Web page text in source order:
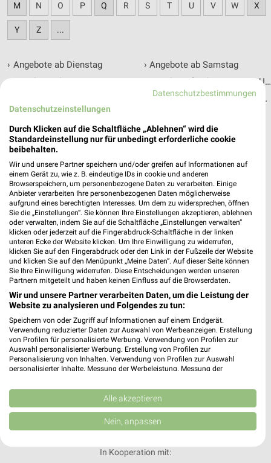
M N O P Q R S T U V W X
Y Z ...
› Angebote ab Dienstag
› Angebote ab Donnerstag
› Angebote ab Mittwoch
› Angebote ab Montag
› Angebote ab Samstag
› Angebote für den Camping-
Angebote für die Silvester-
› Angebote zum Vatertag
Noch mehr Angebote in
der weekli App!
Jetzt kostenlos laden
Prospekte App für Android
Prospekte App für iOS
Kostenlos im App Store erhältlich
In Kooperation mit:
Datenschutzbestimmungen
Datenschutzeinstellungen
Durch Klicken auf die Schaltfläche „Ablehnen“ wird die
Standardeinstellung nur für unbedingt erforderliche cookie
beibehalten.
Wir und unsere Partner speichern und/oder greifen auf Informationen auf
einem Gerät zu, wie z. B. eindeutige IDs in cookie und anderen
Browserspeichern, um personenbezogene Daten zu verarbeiten. Einige
Anbieter verarbeiten Ihre personenbezogenen Daten möglicherweise
aufgrund eines berechtigten Interesses. Um dem zu widersprechen, öffnen
Sie die „Einstellungen“. Sie können Ihre Einstellungen akzeptieren, ablehnen
oder verwalten, indem Sie auf die Schaltfläche „Einstellungen verwalten“
klicken oder jederzeit auf die Fingerabdruck-Schaltfläche in der linken
unteren Ecke der Website klicken. Um Ihre Einwilligung zu widerrufen,
klicken Sie auf den Fingerabdruck oder den Link in der Fußzeile der Website
und klicken Sie auf den Menüpunkt „Meine Daten“. Auf dieser Seite können
Sie Ihre Einwilligung widerrufen. Diese Entscheidungen werden unseren
Partnern mitgeteilt und haben keinen Einfluss auf die Browserdaten.
Wir und unsere Partner verarbeiten Daten, um die Leistung der
Website zu analysieren und Folgendes zu tun:
Speichern von oder Zugriff auf Informationen auf einem Endgerät.
Verwendung reduzierter Daten zur Auswahl von Werbeanzeigen. Erstellung
von Profilen für personalisierte Werbung. Verwendung von Profilen zur
Auswahl personalisierter Werbung. Erstellung von Profilen zur
Personalisierung von Inhalten. Verwendung von Profilen zur Auswahl
personalisierter Inhalte. Messung der Werbeleistung. Messung der
Kombinationen von Daten aus verschiedenen Quellen. Entwicklung und
Verbesserung der Angebote. Verwendung reduzierter Daten zur Auswahl
von Inhalten.
Daten können außerhalb der Europäischen Union weitergegeben und in die
USA gesendet werden.
Website/App.
Alle akzeptieren
Nein, anpassen